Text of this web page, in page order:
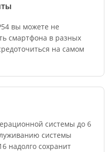
вы можете не
смартфона в разных
на самом
системы до 6
системы
надолго сохранит